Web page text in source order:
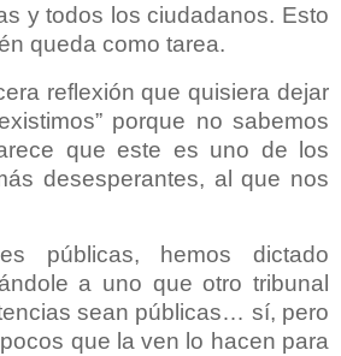
y todos los ciudadanos. Esto
queda como tarea.
reflexión que quisiera dejar
porque no sabemos
que este es uno de los
desesperantes, al que nos
públicas, hemos dictado
a uno que otro tribunal
sean públicas… sí, pero
que la ven lo hacen para